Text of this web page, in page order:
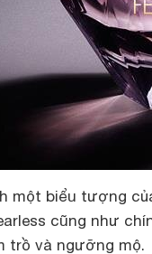
một biểu tượng
cũng như
trồ và ngưỡng mộ.